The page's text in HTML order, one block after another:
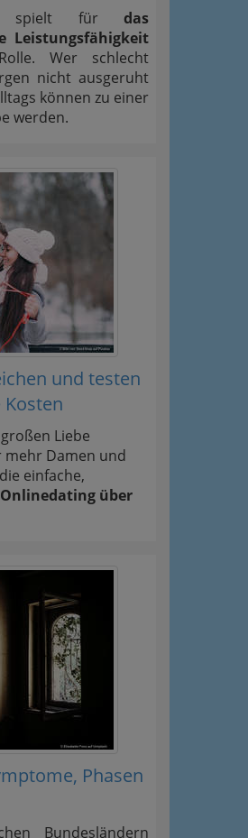
für das
Leistungsfähigkeit
Wer schlecht
nicht ausgeruht
können zu einer
werden.
und testen
Liebe
Damen und
einfache,
Onlinedating über
Phasen
Bundesländern